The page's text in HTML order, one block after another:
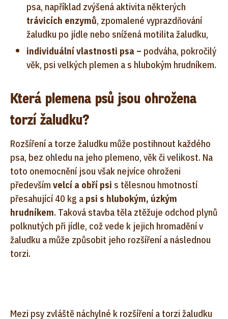
psa, například zvýšená aktivita některých
trávicích enzymů, zpomalené vyprazdňování
žaludku po jídle nebo snížená motilita žaludku,
individuální vlastnosti psa – podváha, pokročilý
věk, psi velkých plemen a s hlubokým hrudníkem.
Která plemena psů jsou ohrožena
torzí žaludku?
Rozšíření a torze žaludku může postihnout každého
psa, bez ohledu na jeho plemeno, věk či velikost. Na
toto onemocnění jsou však nejvíce ohroženi
především velcí a obří psi s tělesnou hmotností
přesahující 40 kg a psi s hlubokým, úzkým
hrudníkem. Taková stavba těla ztěžuje odchod plynů
polknutých při jídle, což vede k jejich hromadění v
žaludku a může způsobit jeho rozšíření a následnou
torzi.
Mezi psy zvláště náchylné k rozšíření a torzi žaludku